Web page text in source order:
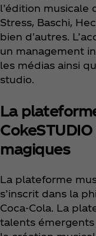
l’édition musicale
Stress, Baschi,
bien d'autres.
un management
les médias ainsi
studio.
La
magiques
La plateforme
s’inscrit dans la
Coca‑Cola. La
talents